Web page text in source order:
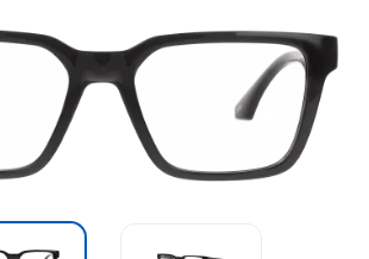
minden
szemüvegekre
Seen Belépőár
ajánlat